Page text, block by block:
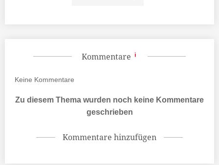
Kommentare
Keine Kommentare
Zu diesem Thema wurden noch keine Kommentare
geschrieben
Kommentare hinzufügen